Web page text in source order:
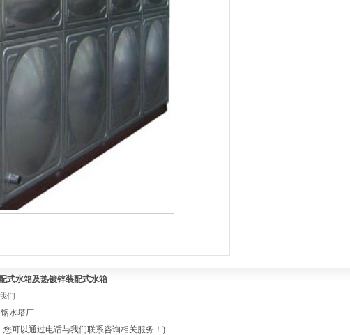
式水箱及热镀锌装配式水箱
们
水塔厂
可以通过电话与我们联系咨询相关服务！)